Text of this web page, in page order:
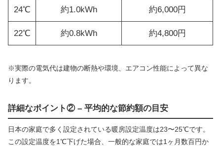
24℃ 約1.0kWh 約6,000円
22℃ 約0.8kWh 約4,800円
※実際の電気代は建物の断熱や環境、エアコン性能によって異な
ります。
詳細なポイント② – 平均的な節約額の目安
日本の家庭で多く設定されている暖房設定温度は23〜25℃です。
この設定温度を1℃下げた場合、一般的な家庭では1ヶ月数百円か